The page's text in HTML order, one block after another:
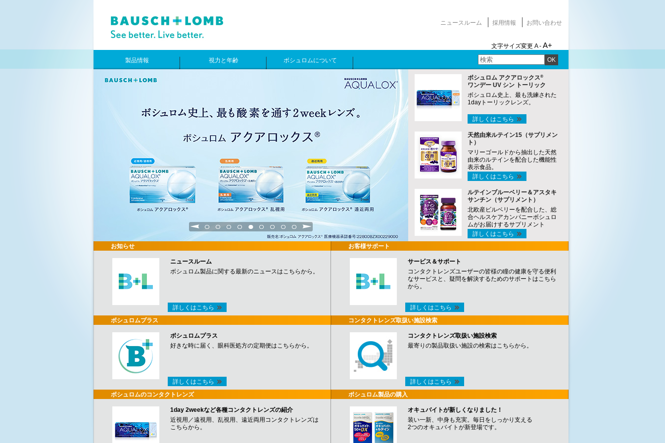
ニュースルーム 採用情報 お問い合わせ
文字サイズ変更 A - A+
OK
製品情報 視力と年齢 ボシュロムについて
1 2 3 4 5 6 7 8 9
ボシュロム アクアロックス®
ワンデー UV シン トーリック
ボシュロム史上、最も洗練された
1dayトーリックレンズ。
詳しくはこちら
天然由来ルテイン15（サプリメン
ト）
マリーゴールドから抽出した天然
由来のルテインを配合した機能性
表示食品。
詳しくはこちら
ルテインブルーベリー＆アスタキ
サンチン（サプリメント）
北欧産ビルベリーを配合した、総
合ヘルスケアカンパニーボシュロ
ムがお届けするサプリメント
詳しくはこちら
お知らせ
ニュースルーム
ボシュロム製品に関する最新のニュースはこちらから。
詳しくはこちら
ボシュロムプラス
ボシュロムプラス
好きな時に届く、眼科医処方の定期便はこちらから。
詳しくはこちら
ボシュロムのコンタクトレンズ
1day 2weekなど各種コンタクトレンズの紹介
近視用／遠視用、乱視用、遠近両用コンタクトレンズは
こちらから。
お客様サポート
サービス＆サポート
コンタクトレンズユーザーの皆様の瞳の健康を守る便利
なサービスと、疑問を解決するためのサポートはこちら
から。
詳しくはこちら
コンタクトレンズ取扱い施設検索
コンタクトレンズ取扱い施設検索
最寄りの製品取扱い施設の検索はこちらから。
詳しくはこちら
ボシュロム製品の購入
オキュバイトが新しくなりました！
装い一新、中身も充実。毎日をしっかり支える
2つのオキュバイトが新登場です。